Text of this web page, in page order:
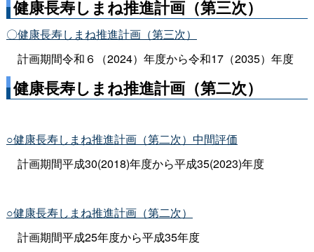
健康長寿しまね推進計画（第三次）
〇健康長寿しまね推進計画（第三次）
計画期間令和６（2024）年度から令和17（2035）年度
健康長寿しまね推進計画（第二次）
○健康長寿しまね推進計画（第二次）中間評価
計画期間平成30(2018)年度から平成35(2023)年度
○健康長寿しまね推進計画（第二次）
計画期間平成25年度から平成35年度